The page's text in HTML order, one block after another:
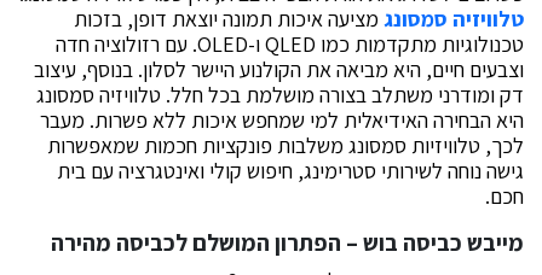
טלוויזיה סמסונג מציעה איכות תמונה יוצאת דופן, בזכות
טכנולוגיות מתקדמות כמו QLED ו-OLED. עם רזולוציה חדה
וצבעים חיים, היא מביאה את הקולנוע היישר לסלון. בנוסף, עיצוב
דק ומודרני משתלב בצורה מושלמת בכל חלל. טלוויזיה סמסונג
היא הבחירה האידיאלית למי שמחפש איכות ללא פשרות. מעבר
לכך, טלוויזיות סמסונג משלבות פונקציות חכמות שמאפשרות
גישה נוחה לשירותי סטרימינג, חיפוש קולי ואינטגרציה עם בית
חכם.
מייבש כביסה בוש – הפתרון המושלם לכביסה מהירה